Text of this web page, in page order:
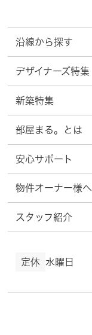
沿線から探す
デザイナーズ特集
新築特集
部屋まる。とは
安心サポート
物件オーナー様へ
スタッフ紹介
定休 水曜日